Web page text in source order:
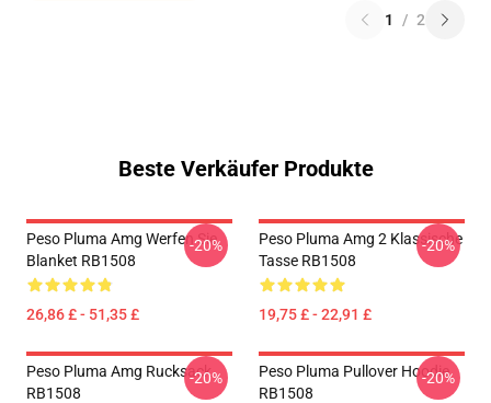
1 / 2
Beste Verkäufer Produkte
Peso Pluma Amg Werfen Sie
Blanket RB1508
26,86 £ - 51,35 £
-20%
Peso Pluma Amg 2 Klassische
Tasse RB1508
19,75 £ - 22,91 £
-20%
Peso Pluma Amg Rucksack
RB1508
-20%
Peso Pluma Pullover Hoodie
RB1508
-20%